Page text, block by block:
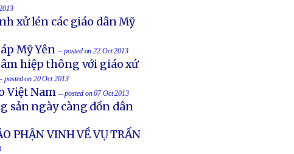
xử lén các giáo dân Mỹ
Mỹ Yên -- posted on 22 Oct 2013
hiệp thông với giáo xứ
posted on 20 Oct 2013
Việt Nam -- posted on 07 Oct 2013
sản ngày càng dồn dân
PHẬN VINH VỀ VỤ TRẤN